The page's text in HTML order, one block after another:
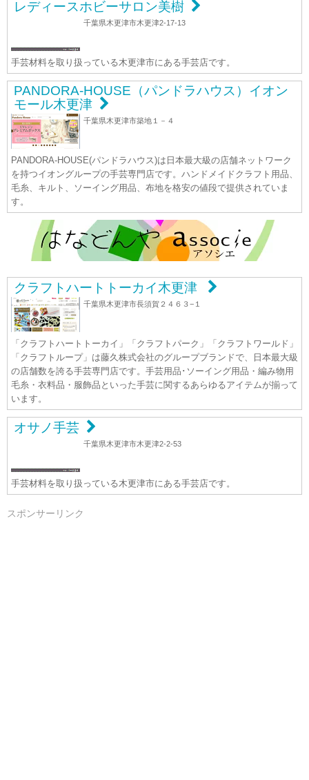
レディースホビーサロン美樹
千葉県木更津市木更津2-17-13
手芸材料を取り扱っている木更津市にある手芸店です。
PANDORA-HOUSE（パンドラハウス）イオン
モール木更津
千葉県木更津市築地１－４
PANDORA-HOUSE(パンドラハウス)は日本最大級の店舗ネットワーク
を持つイオングループの手芸専門店です。ハンドメイドクラフト用品、
毛糸、キルト、ソーイング用品、布地を格安の値段で提供されていま
す。
クラフトハートトーカイ木更津
千葉県木更津市長須賀２４６３−１
「クラフトハートトーカイ」「クラフトパーク」「クラフトワールド」
「クラフトループ」は藤久株式会社のグループブランドで、日本最大級
の店舗数を誇る手芸専門店です。手芸用品･ソーイング用品・編み物用
毛糸・衣料品・服飾品といった手芸に関するあらゆるアイテムが揃って
います。
オサノ手芸
千葉県木更津市木更津2-2-53
手芸材料を取り扱っている木更津市にある手芸店です。
スポンサーリンク